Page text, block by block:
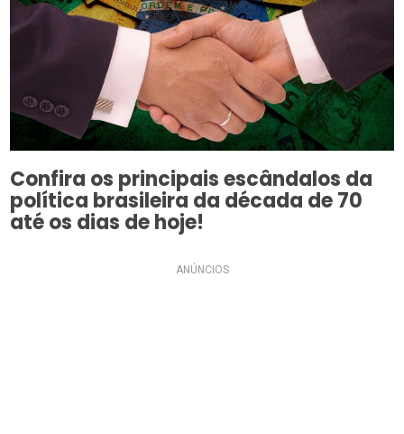
Confira os principais escândalos da
política brasileira da década de 70
até os dias de hoje!
ANÚNCIOS